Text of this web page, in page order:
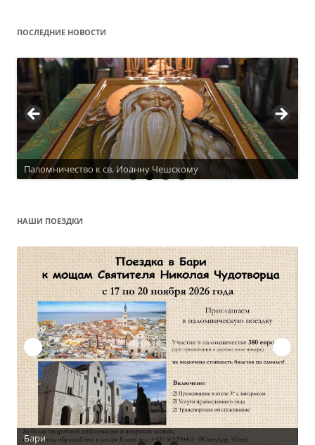
ПОСЛЕДНИЕ НОВОСТИ
Актуальное расписание
НАШИ ПОЕЗДКИ